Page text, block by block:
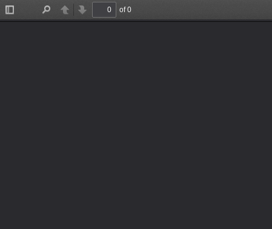
Toggle Sidebar Previous
Next
of 0